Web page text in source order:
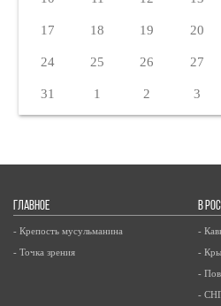
17 18 19 20
24 25 26 27
31 1 2 3
ГЛАВНОЕ
- Крепость мусульманина
- Точка зрения
В
-
-
-
-